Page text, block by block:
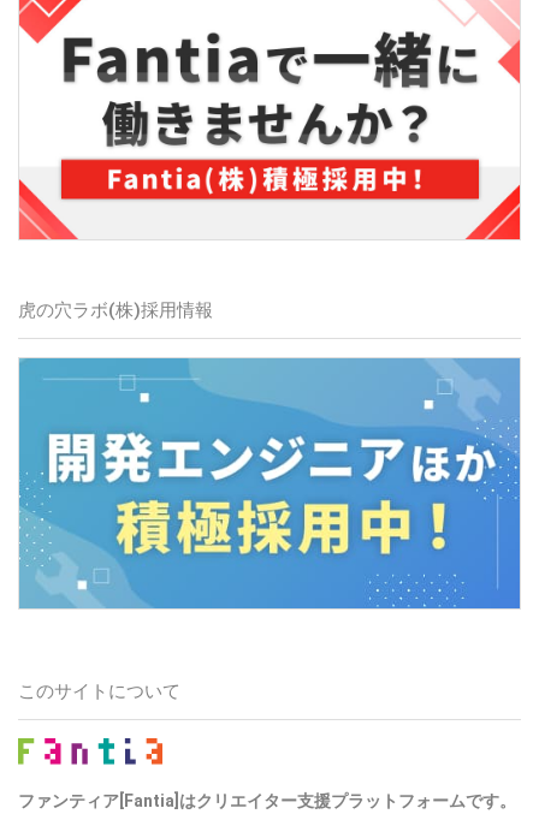
虎の穴ラボ(株)採用情報
このサイトについて
ファンティア[Fantia]はクリエイター支援プラットフォームです。